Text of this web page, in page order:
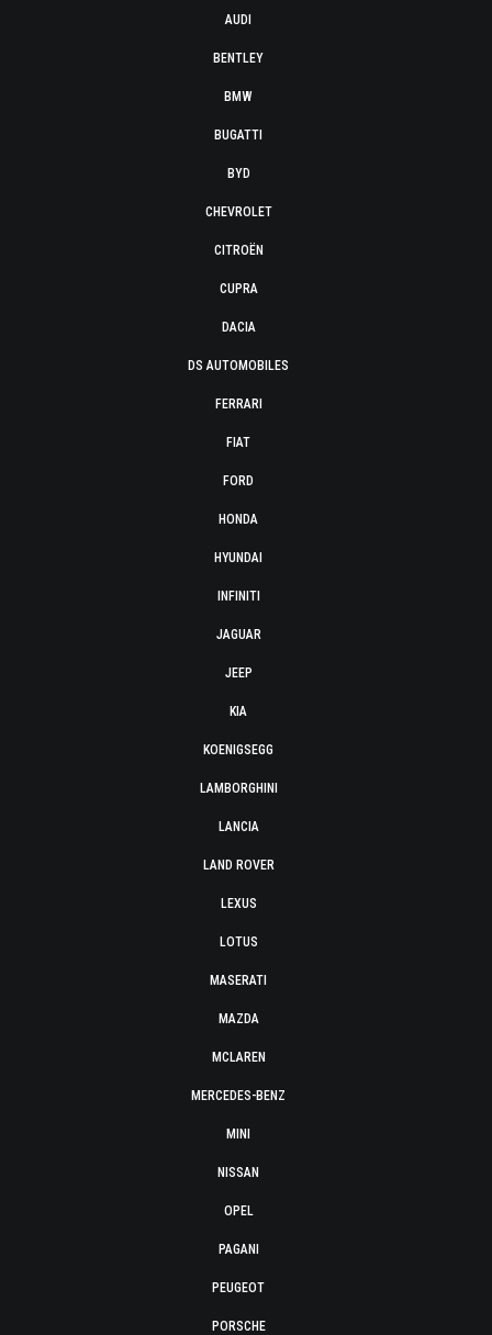
AUDI
BENTLEY
BMW
BUGATTI
BYD
CHEVROLET
CITROËN
CUPRA
DACIA
DS AUTOMOBILES
FERRARI
FIAT
FORD
HONDA
HYUNDAI
INFINITI
JAGUAR
JEEP
KIA
KOENIGSEGG
LAMBORGHINI
LANCIA
LAND ROVER
LEXUS
LOTUS
MASERATI
MAZDA
MCLAREN
MERCEDES-BENZ
MINI
NISSAN
OPEL
PAGANI
PEUGEOT
PORSCHE